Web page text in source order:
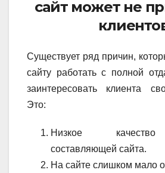
сайт может не
Существует ряд причин,
сайту работать с полной
заинтересовать клиента
Это:
Низкое качество
составляющей сайта.
На сайте слишком мало